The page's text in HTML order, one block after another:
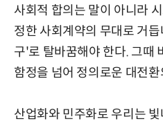
사회적 합의는 말이 아니라
정한 사회계약의 무대로 거
구'로 탈바꿈해야 한다. 그때
함정을 넘어 정의로운 대전
산업화와 민주화로 우리는